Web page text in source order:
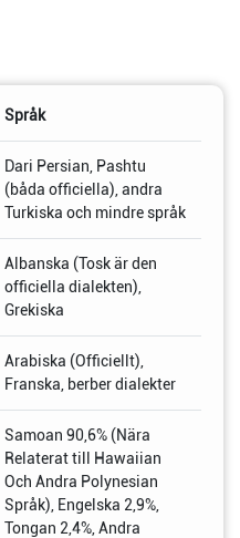
Språk
Dari Persian, Pashtu
(båda officiella), andra
Turkiska och mindre språk
Albanska (Tosk är den
officiella dialekten),
Grekiska
Arabiska (Officiellt),
Franska, berber dialekter
Samoan 90,6% (Nära
Relaterat till Hawaiian
Och Andra Polynesian
Språk), Engelska 2,9%,
Tongan 2,4%, Andra